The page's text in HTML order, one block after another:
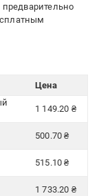
Цена
1 149.20 ₴
500.70 ₴
515.10 ₴
1 733.20 ₴